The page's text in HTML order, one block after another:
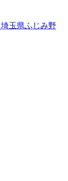
玉県ふじみ野